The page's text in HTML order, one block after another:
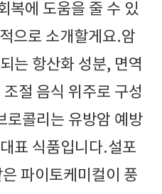
복에 도움을 줄 수 있
으로 소개할게요.암
는 항산화 성분, 면역
절 음식 위주로 구성
로콜리는 유방암 예방
표 식품입니다.설포
파이토케미컬이 풍